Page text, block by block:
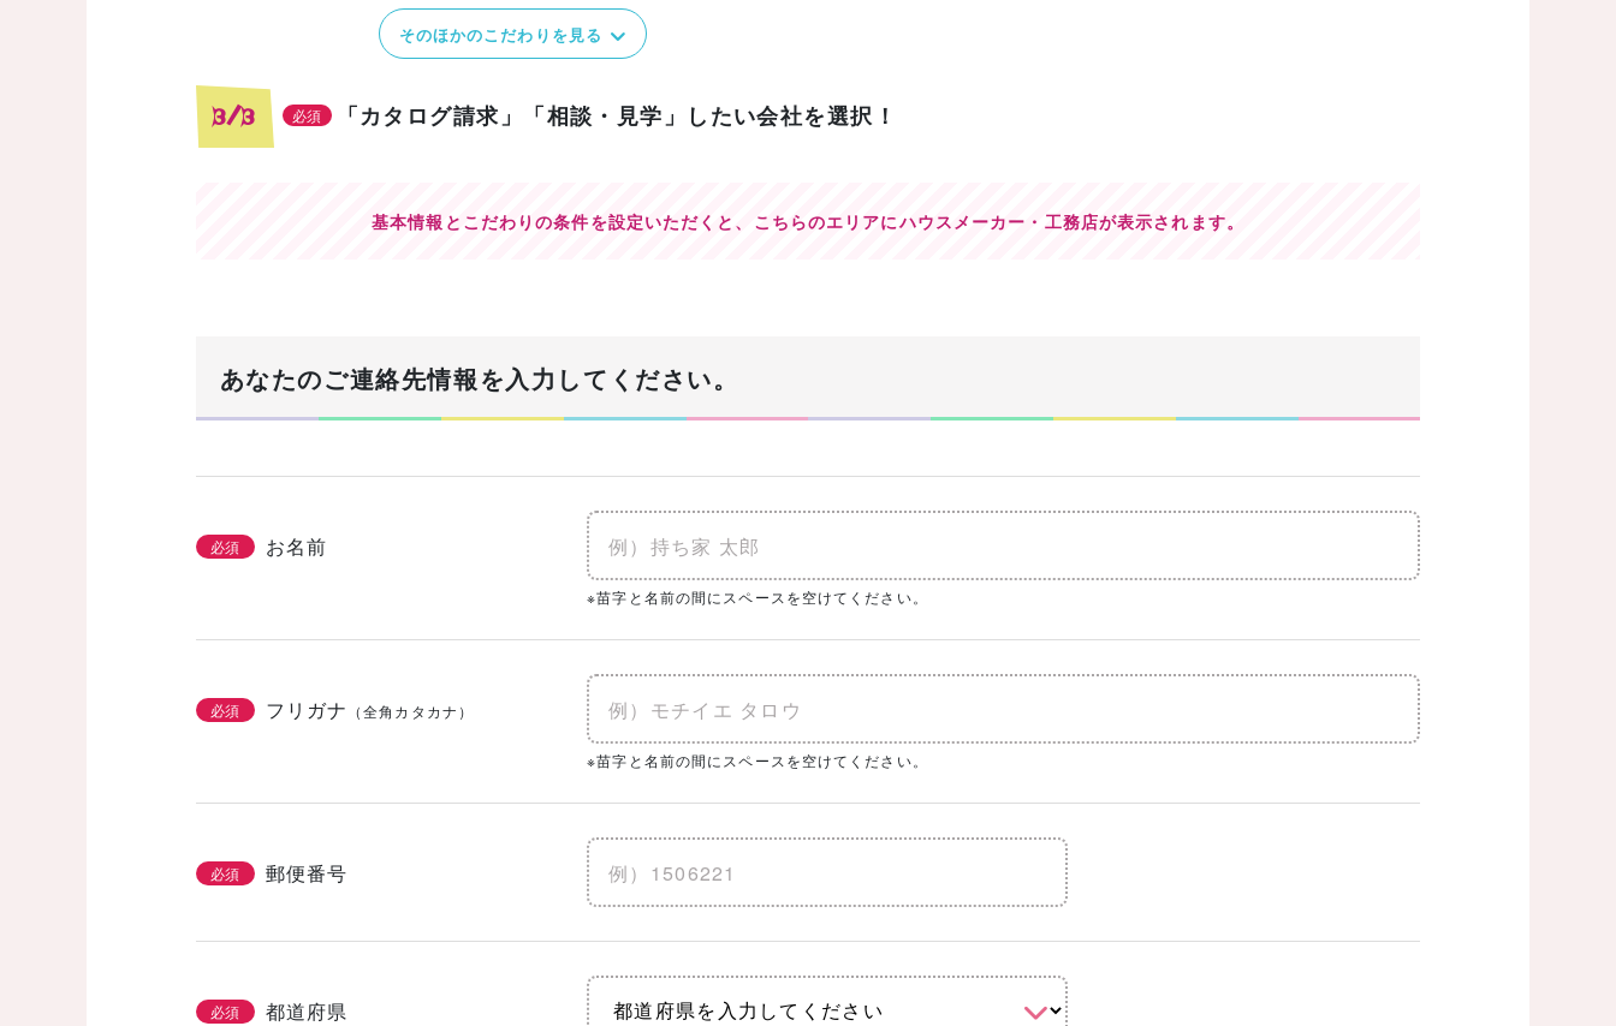
そのほかのこだわりを見る
3/3 必須 「カタログ請求」「相談・見学」したい会社を選択！
基本情報とこだわりの条件を設定いただくと、 こちらのエリアにハウスメーカー・工務店が表示されます。
あなたのご連絡先情報を入力してください。
必須 お名前
※苗字と名前の間にスペースを空けてください。
必須 フリガナ （全角カタカナ）
※苗字と名前の間にスペースを空けてください。
必須 郵便番号
必須 都道府県